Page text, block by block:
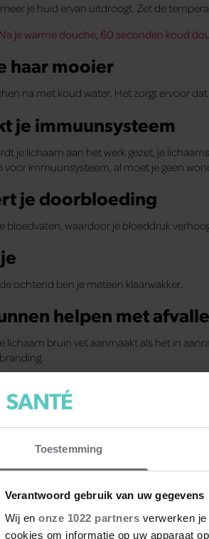
Toestemming
Verantwoord gebruik van uw gegevens
Wij en onze 1022 partners verwerken
cookies om informatie op uw apparaat
je huid ervan uitdroogt. Zet de
Na je warme douche, 60 seconden koud
haar mooier
na met koud water. Het zorgt ervoor
je immuunsysteem
je lichaam aan het werk gezet, je
voor immuunsysteem, al moet je geen
je doorbloeding
bloedvaten, waardoor je bloeddruk
ochtend ben je meteen klaarwakker.
helpen met
lichaam bruin vet aanmaakt als het in
social media!